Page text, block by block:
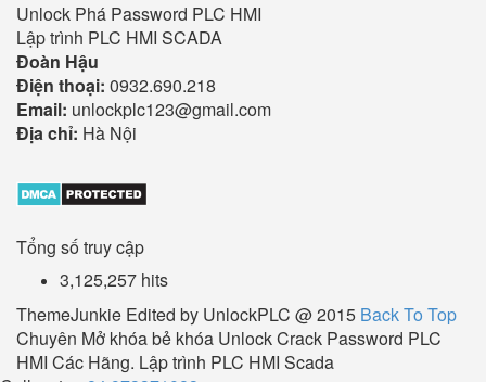
Unlock Phá Password PLC HMI
Lập trình PLC HMI SCADA
Đoàn Hậu
Điện thoại: 0932.690.218
Email: unlockplc123@gmail.com
Địa chỉ: Hà Nội
Tổng số truy cập
3,125,257 hits
ThemeJunkie Edited by UnlockPLC @ 2015 Back To Top
Chuyên Mở khóa bẻ khóa Unlock Crack Password PLC
HMI Các Hãng. Lập trình PLC HMI Scada